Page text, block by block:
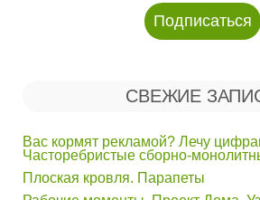
СВЕЖИЕ
Вас кормят рекламой? Лечу
Часторебристые сборно-
Плоская кровля. Парапеты